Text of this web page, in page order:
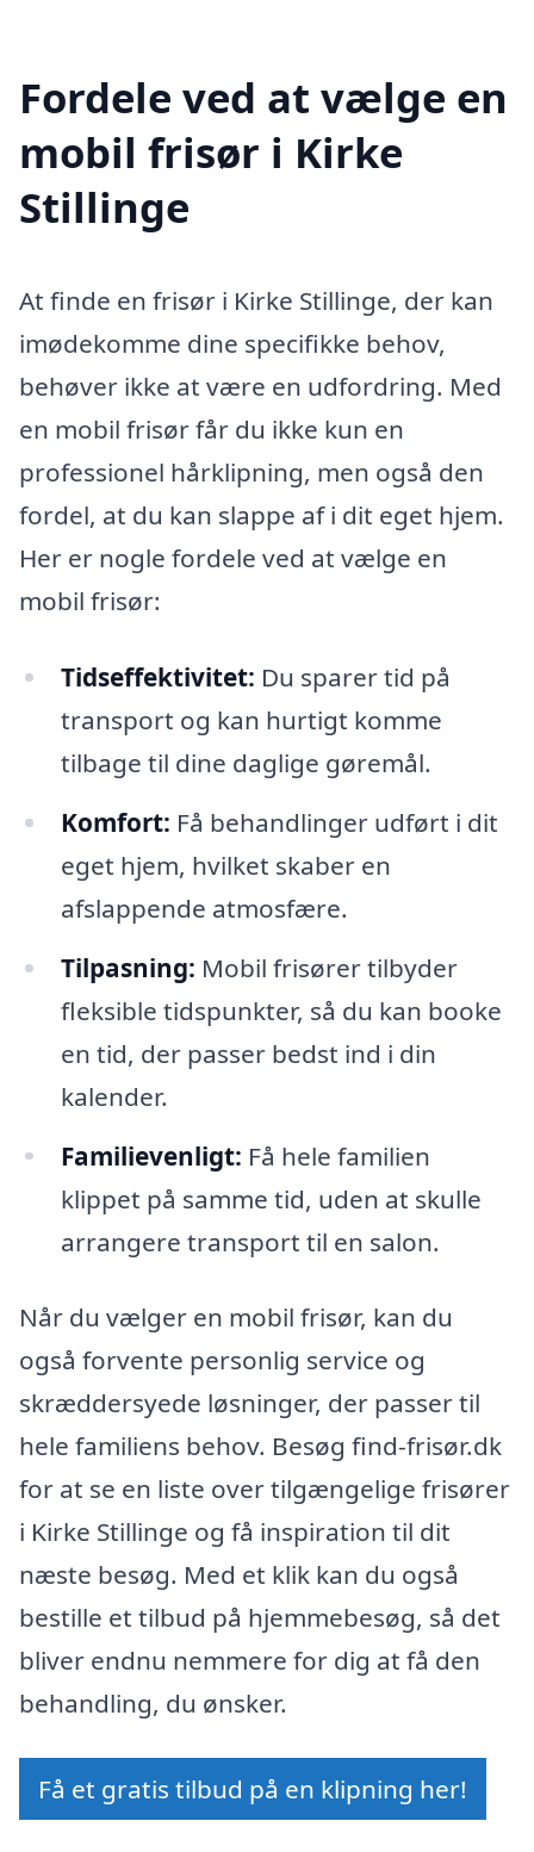
Fordele ved at vælge en
mobil frisør i Kirke
Stillinge
At finde en frisør i Kirke Stillinge, der kan
imødekomme dine specifikke behov,
behøver ikke at være en udfordring. Med
en mobil frisør får du ikke kun en
professionel hårklipning, men også den
fordel, at du kan slappe af i dit eget hjem.
Her er nogle fordele ved at vælge en
mobil frisør:
Tidseffektivitet: Du sparer tid på
transport og kan hurtigt komme
tilbage til dine daglige gøremål.
Komfort: Få behandlinger udført i dit
eget hjem, hvilket skaber en
afslappende atmosfære.
Tilpasning: Mobil frisører tilbyder
fleksible tidspunkter, så du kan booke
en tid, der passer bedst ind i din
kalender.
Familievenligt: Få hele familien
klippet på samme tid, uden at skulle
arrangere transport til en salon.
Når du vælger en mobil frisør, kan du
også forvente personlig service og
skræddersyede løsninger, der passer til
hele familiens behov. Besøg find-frisør.dk
for at se en liste over tilgængelige frisører
i Kirke Stillinge og få inspiration til dit
næste besøg. Med et klik kan du også
bestille et tilbud på hjemmebesøg, så det
bliver endnu nemmere for dig at få den
behandling, du ønsker.
Få et gratis tilbud på en klipning her!